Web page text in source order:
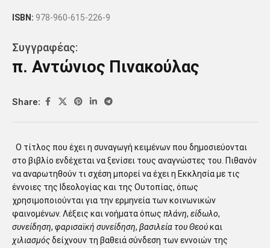
ISBN: 978-960-615-226-9
Συγγραφέας:
π. Αντώνιος Πινακούλας
Share:
Ο τίτλος που έχει η συναγωγή κειμένων που δημοσιεύονται
στο βιβλίο ενδέχεται να ξενίσει τους αναγνώστες του. Πιθανόν
να αναρωτηθούν τι σχέση μπορεί να έχει η Εκκλησία με τις
έννοιες της Ιδεολογίας και της Ουτοπίας, όπως
χρησιμοποιούνται για την ερμηνεία των κοινωνικών
φαινομένων. Λέξεις και νοήματα όπως πλάνη, είδωλο,
συνείδηση, φαρισαϊκή συνείδηση, βασιλεία του Θεούκαι
χιλιασμόςδείχνουν τη βαθειά σύνδεση των εννοιών της